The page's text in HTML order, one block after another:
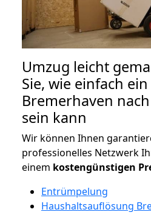
Umzug leicht
Sie, wie einfach
Bremerhaven
sein kann
Wir können Ihnen
professionelles Netzwerk
einem kostengünstigen
Entrümpelung
Haushaltsauflösung